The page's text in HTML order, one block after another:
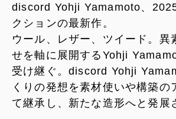
discord Yohji Yamamoto、
クションの最新作。
ウール、レザー、ツイード。異
せを軸に展開するYohji
受け継ぐ。discord Yohji
くりの発想を素材使いや構築の
て継承し、新たな造形へと発展